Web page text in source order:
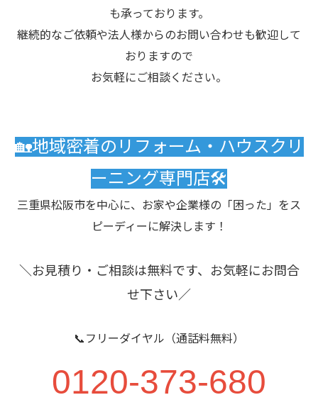
も承っております。
継続的なご依頼や法人様からのお問い合わせも歓迎して
おりますので
お気軽にご相談ください。
🏡地域密着のリフォーム・ハウスクリ
ーニング専門店🛠️
三重県松阪市を中心に、お家や企業様の「困った」をス
ピーディーに解決します！
＼お見積り・ご相談は無料です、お気軽にお問合
せ下さい／
📞フリーダイヤル（通話料無料）
0120-373-680